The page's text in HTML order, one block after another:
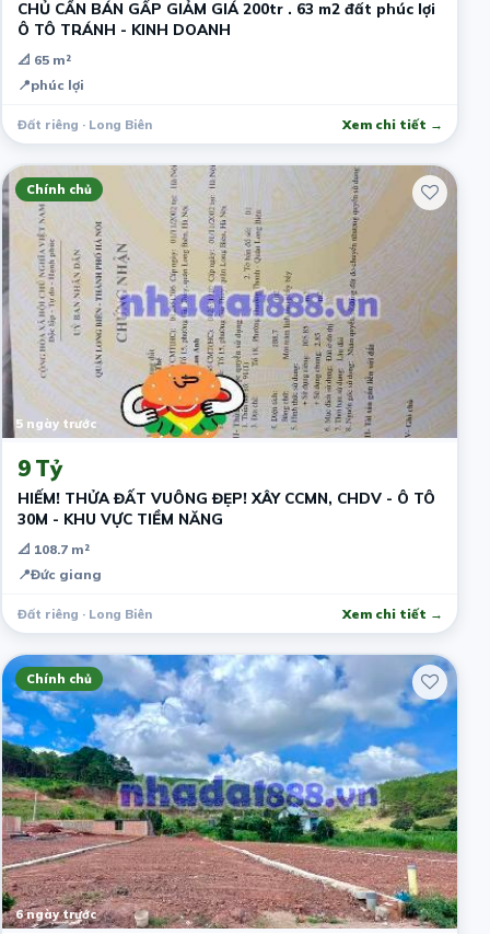
CHỦ CẦN BÁN GẤP GIẢM GIÁ 200tr . 63 m2 đất phúc lợi
Ô TÔ TRÁNH - KINH DOANH
📐 65 m²
📍phúc lợi
Đất riêng · Long Biên Xem chi tiết →
Chính chủ
5 ngày trước
9 Tỷ
HIẾM! THỬA ĐẤT VUÔNG ĐẸP! XÂY CCMN, CHDV - Ô TÔ
30M - KHU VỰC TIỀM NĂNG
📐 108.7 m²
📍Đức giang
Đất riêng · Long Biên Xem chi tiết →
Chính chủ
6 ngày trước